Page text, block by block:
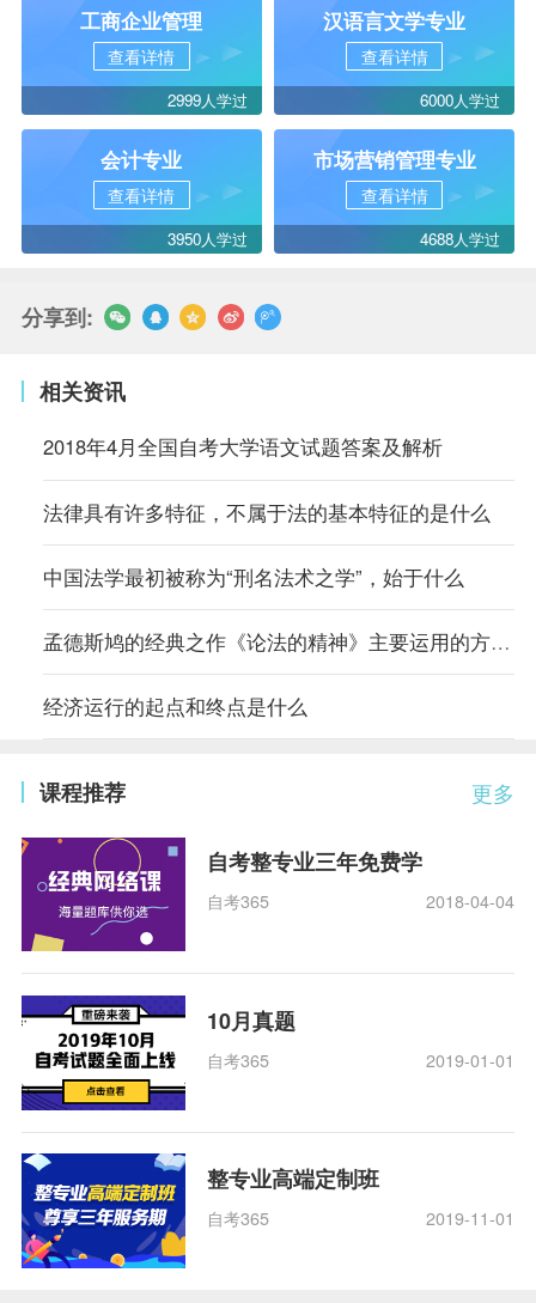
工商企业管理
查看详情
2999人学过
汉语言文学专业
查看详情
6000人学过
会计专业
查看详情
3950人学过
市场营销管理专业
查看详情
4688人学过
分享到:
相关资讯
2018年4月全国自考大学语文试题答案及解析
法律具有许多特征，不属于法的基本特征的是什么
中国法学最初被称为“刑名法术之学”，始于什么
孟德斯鸠的经典之作《论法的精神》主要运用的方法是什么
经济运行的起点和终点是什么
更多
课程推荐
自考整专业三年免费学
自考365 2018-04-04
10月真题
自考365 2019-01-01
整专业高端定制班
自考365 2019-11-01